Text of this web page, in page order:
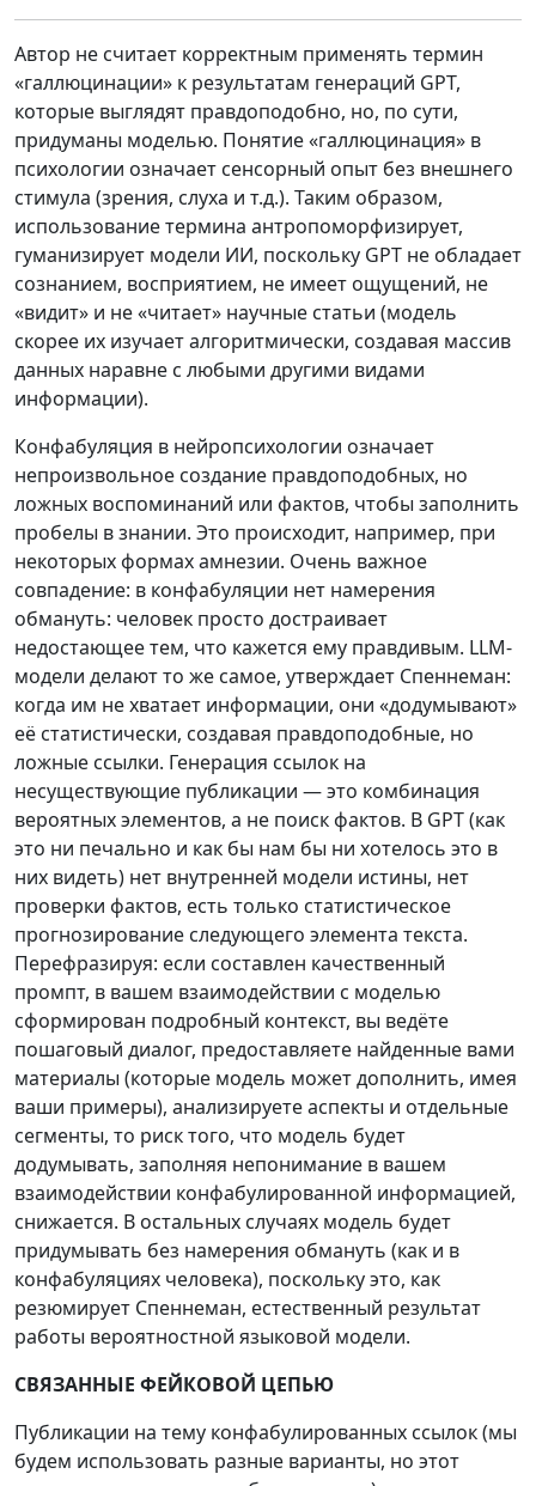
Автор не считает корректным применять термин
«галлюцинации» к результатам генераций GPT,
которые выглядят правдоподобно, но, по сути,
придуманы моделью. Понятие «галлюцинация» в
психологии означает сенсорный опыт без внешнего
стимула (зрения, слуха и т.д.). Таким образом,
использование термина антропоморфизирует,
гуманизирует модели ИИ, поскольку GPT не обладает
сознанием, восприятием, не имеет ощущений, не
«видит» и не «читает» научные статьи (модель
скорее их изучает алгоритмически, создавая массив
данных наравне с любыми другими видами
информации).
Конфабуляция в нейропсихологии означает
непроизвольное создание правдоподобных, но
ложных воспоминаний или фактов, чтобы заполнить
пробелы в знании. Это происходит, например, при
некоторых формах амнезии. Очень важное
совпадение: в конфабуляции нет намерения
обмануть: человек просто достраивает
недостающее тем, что кажется ему правдивым. LLM-
модели делают то же самое, утверждает Спеннеман:
когда им не хватает информации, они «додумывают»
её статистически, создавая правдоподобные, но
ложные ссылки. Генерация ссылок на
несуществующие публикации — это комбинация
вероятных элементов, а не поиск фактов. В GPT (как
это ни печально и как бы нам бы ни хотелось это в
них видеть) нет внутренней модели истины, нет
проверки фактов, есть только статистическое
прогнозирование следующего элемента текста.
Перефразируя: если составлен качественный
промпт, в вашем взаимодействии с моделью
сформирован подробный контекст, вы ведёте
пошаговый диалог, предоставляете найденные вами
материалы (которые модель может дополнить, имея
ваши примеры), анализируете аспекты и отдельные
сегменты, то риск того, что модель будет
додумывать, заполняя непонимание в вашем
взаимодействии конфабулированной информацией,
снижается. В остальных случаях модель будет
придумывать без намерения обмануть (как и в
конфабуляциях человека), поскольку это, как
резюмирует Спеннеман, естественный результат
работы вероятностной языковой модели.
СВЯЗАННЫЕ ФЕЙКОВОЙ ЦЕПЬЮ
Публикации на тему конфабулированных ссылок (мы
будем использовать разные варианты, но этот